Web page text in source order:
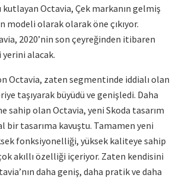
kutlayan Octavia, Çek markanın gelmiş
modeli olarak olarak öne çıkıyor.
2020’nin son çeyreğinden itibaren
yerini alacak.
Octavia, zaten segmentinde iddialı olan
taşıyarak büyüdü ve genişledi. Daha
sahip olan Octavia, yeni Skoda tasarım
bir tasarıma kavuştu. Tamamen yeni
fonksiyonelliği, yüksek kaliteye sahip
akıllı özelliği içeriyor. Zaten kendisini
daha geniş, daha pratik ve daha